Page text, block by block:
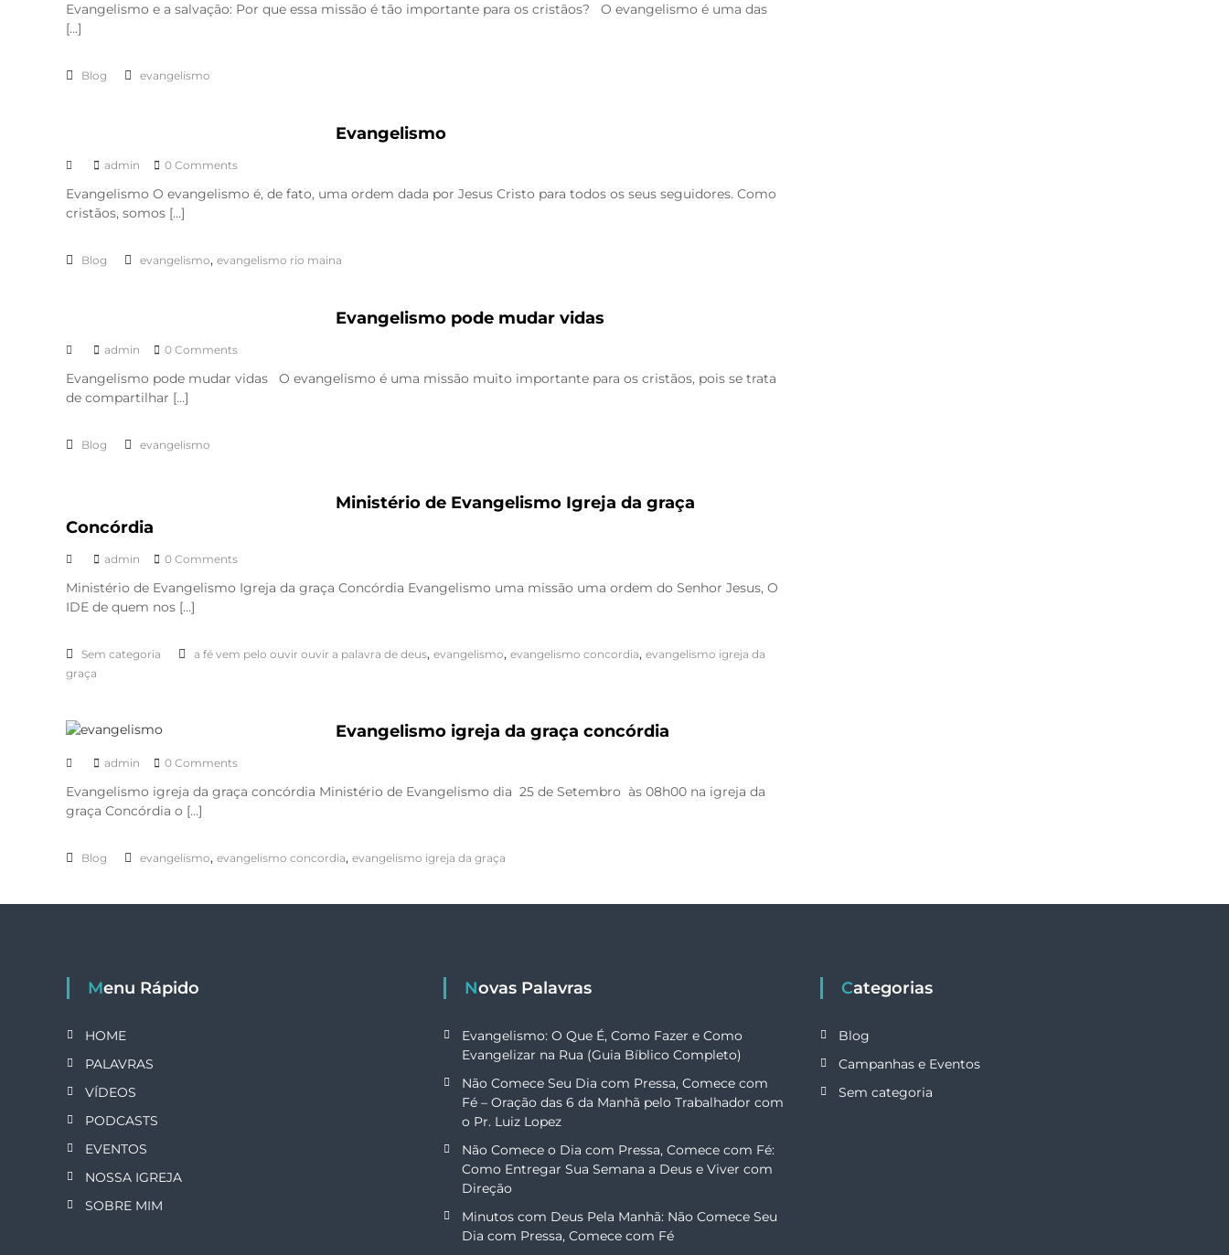
Evangelismo e a salvação: Por que essa missão é tão importante para os cristãos? O evangelismo é uma das
[…]
Blog evangelismo
Evangelismo
admin 0 Comments
Evangelismo O evangelismo é, de fato, uma ordem dada por Jesus Cristo para todos os seus seguidores. Como
cristãos, somos […]
Blog evangelismo, evangelismo rio maina
Evangelismo pode mudar vidas
admin 0 Comments
Evangelismo pode mudar vidas O evangelismo é uma missão muito importante para os cristãos, pois se trata
de compartilhar […]
Blog evangelismo
Ministério de Evangelismo Igreja da graça
Concórdia
admin 0 Comments
Ministério de Evangelismo Igreja da graça Concórdia Evangelismo uma missão uma ordem do Senhor Jesus, O
IDE de quem nos […]
Sem categoria a fé vem pelo ouvir ouvir a palavra de deus, evangelismo, evangelismo concordia, evangelismo igreja da
graça
Evangelismo igreja da graça concórdia
admin 0 Comments
Evangelismo igreja da graça concórdia Ministério de Evangelismo dia 25 de Setembro às 08h00 na igreja da
graça Concórdia o […]
Blog evangelismo, evangelismo concordia, evangelismo igreja da graça
Menu Rápido
HOME
PALAVRAS
VÍDEOS
PODCASTS
EVENTOS
NOSSA IGREJA
SOBRE MIM
Novas Palavras
Evangelismo: O Que É, Como Fazer e Como
Evangelizar na Rua (Guia Bíblico Completo)
Não Comece Seu Dia com Pressa, Comece com
Fé – Oração das 6 da Manhã pelo Trabalhador com
o Pr. Luiz Lopez
Não Comece o Dia com Pressa, Comece com Fé:
Como Entregar Sua Semana a Deus e Viver com
Direção
Minutos com Deus Pela Manhã: Não Comece Seu
Dia com Pressa, Comece com Fé
Categorias
Blog
Campanhas e Eventos
Sem categoria